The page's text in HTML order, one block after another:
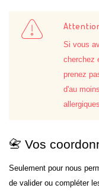
Si vous
cherchez
prenez
d'au
📇 Vos
Seulement pour nous
de valider ou compléter